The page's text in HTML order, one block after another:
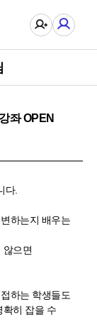
좌 OPEN
다.
하는지 배우는
않으면
하는 학생들도
확히 잡을 수